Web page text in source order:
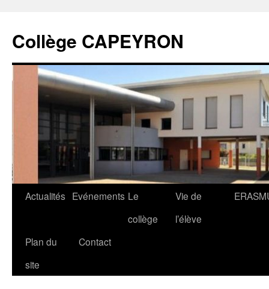
Collège CAPEYRON
Actualités Evénements Le
collège
Vie de
l’élève
Plan du
site
Contact